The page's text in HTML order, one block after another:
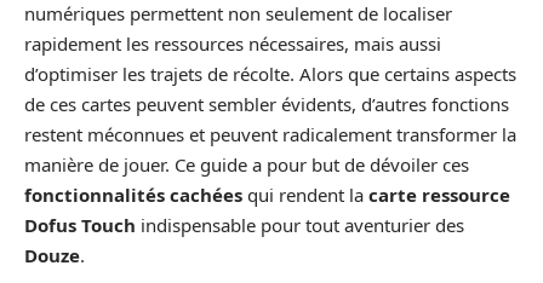
numériques permettent non seulement de localiser
rapidement les ressources nécessaires, mais aussi
d’optimiser les trajets de récolte. Alors que certains aspects
de ces cartes peuvent sembler évidents, d’autres fonctions
restent méconnues et peuvent radicalement transformer la
manière de jouer. Ce guide a pour but de dévoiler ces
fonctionnalités cachées qui rendent la carte ressource
Dofus Touch indispensable pour tout aventurier des
Douze.